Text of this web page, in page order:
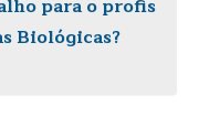
para o profis
Biológicas?